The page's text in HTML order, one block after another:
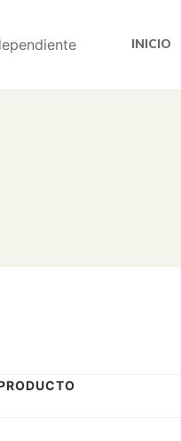
INICIO